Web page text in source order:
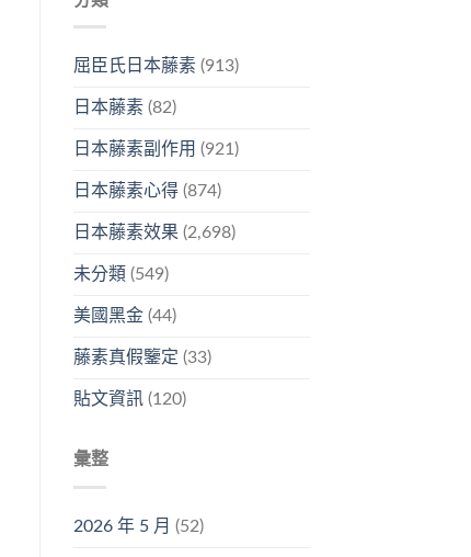
屈臣氏日本藤素(913)
日本藤素(82)
日本藤素副作用 (921)
日本藤素心得(874)
日本藤素效果 (2,698)
未分類 (549)
美國黑金(44)
藤素真假鑒定 (33)
貼文資訊(120)
彙整
2026 年 5 月 (52)